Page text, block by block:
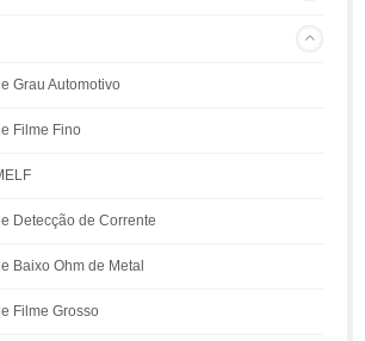
Grau Automotivo
Filme Fino
Detecção de Corrente
Baixo Ohm de Metal
Filme Grosso